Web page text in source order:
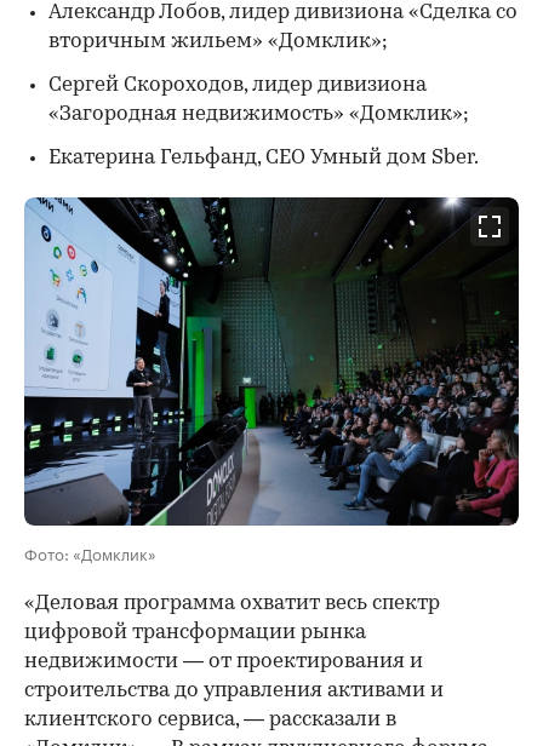
Александр Лобов, лидер дивизиона «Сделка со
вторичным жильем» «Домклик»;
Сергей Скороходов, лидер дивизиона
«Загородная недвижимость» «Домклик»;
Екатерина Гельфанд, CEO Умный дом Sber.
Фото: «Домклик»
«Деловая программа охватит весь спектр
цифровой трансформации рынка
недвижимости — от проектирования и
строительства до управления активами и
клиентского сервиса, — рассказали в